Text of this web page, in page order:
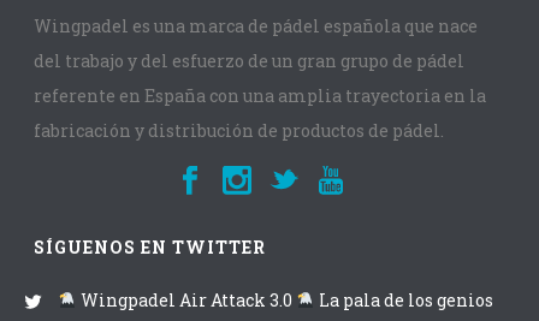
Wingpadel es una marca de pádel española que nace
del trabajo y del esfuerzo de un gran grupo de pádel
referente en España con una amplia trayectoria en la
fabricación y distribución de productos de pádel.
SÍGUENOS EN TWITTER
Wingpadel Air Attack 3.0
La pala de los genios